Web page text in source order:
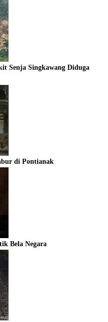
Senja Singkawang Diduga
di Pontianak
Bela Negara